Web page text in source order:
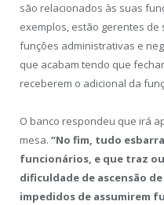
são relacionados às suas
exemplos, estão gerentes
funções administrativas e
que acabam tendo que
receberem o adicional da
O banco respondeu que irá
mesa. “No fim, tudo
funcionários, e que traz
dificuldade de ascensão
impedidos de assumirem